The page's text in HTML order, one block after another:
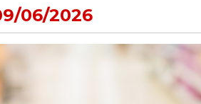
06/2026